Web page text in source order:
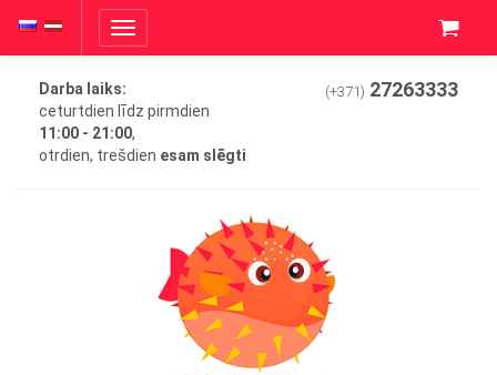
Toggle
navigation
Darba laiks:
ceturtdien līdz pirmdien
11:00 - 21:00,
otrdien, trešdien esam slēgti
(+371) 27263333